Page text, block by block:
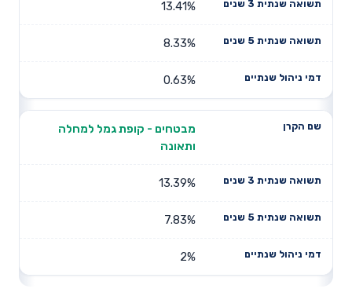
13.41%
8.33%
0.63%
מבטחים - קופת גמל למחלה
ותאונה
13.39%
7.83%
2%